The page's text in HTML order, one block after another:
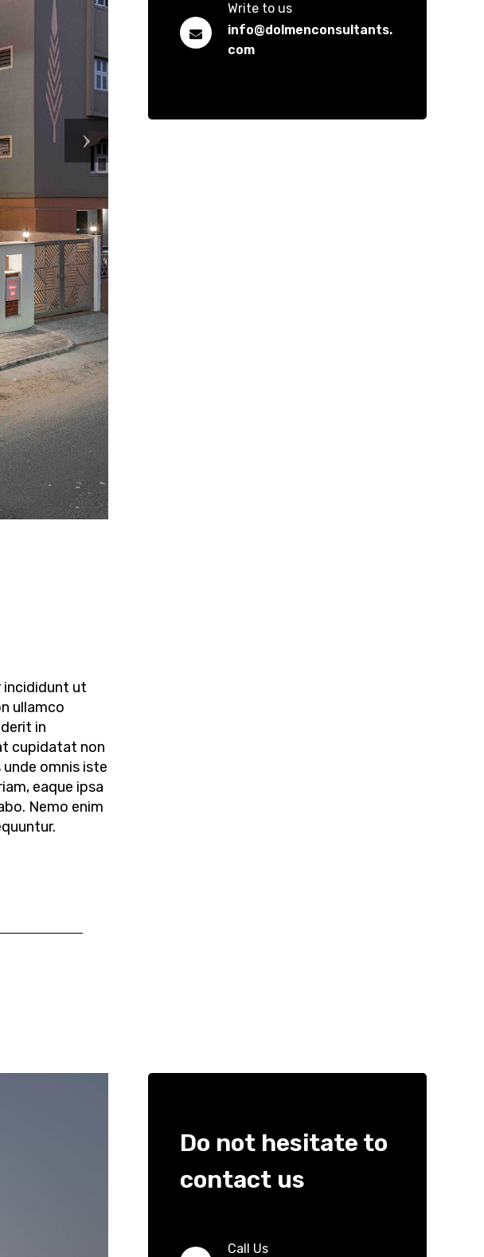
incididunt ut
ullamco
in
cupidatat non
omnis iste
eaque ipsa
Nemo enim
Write to us
info@dolmenconsultants.
com
Do not hesitate to
contact us
Call Us